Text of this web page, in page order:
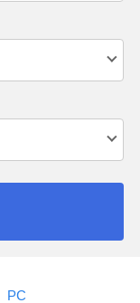
PC